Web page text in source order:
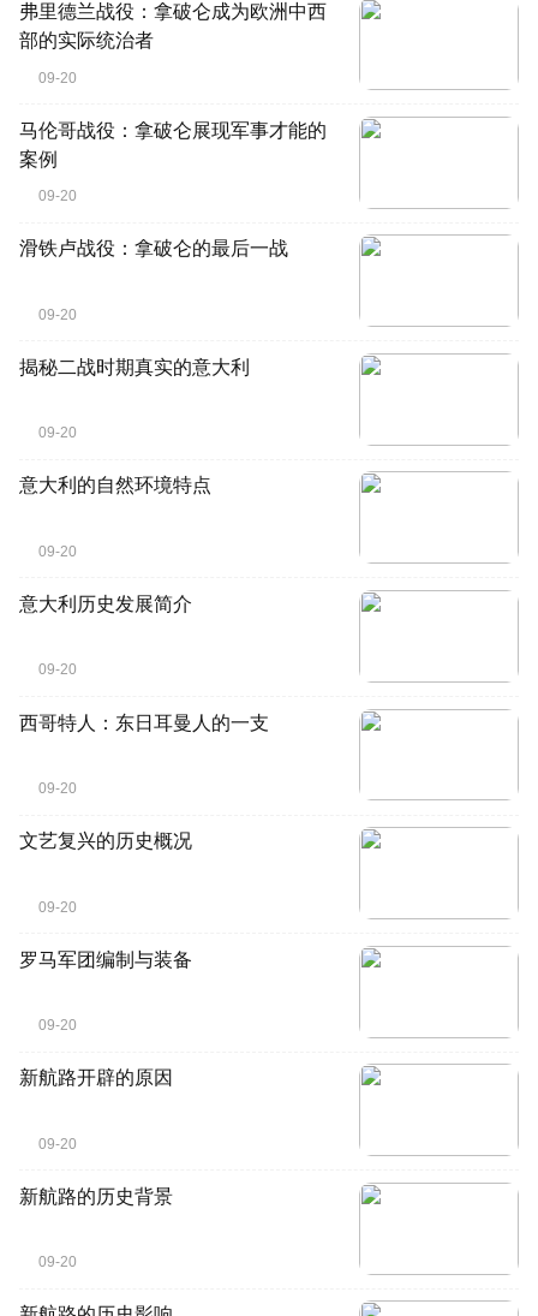
弗里德兰战役：拿破仑成为欧洲中西
部的实际统治者
09-20
马伦哥战役：拿破仑展现军事才能的
案例
09-20
滑铁卢战役：拿破仑的最后一战
09-20
揭秘二战时期真实的意大利
09-20
意大利的自然环境特点
09-20
意大利历史发展简介
09-20
西哥特人：东日耳曼人的一支
09-20
文艺复兴的历史概况
09-20
罗马军团编制与装备
09-20
新航路开辟的原因
09-20
新航路的历史背景
09-20